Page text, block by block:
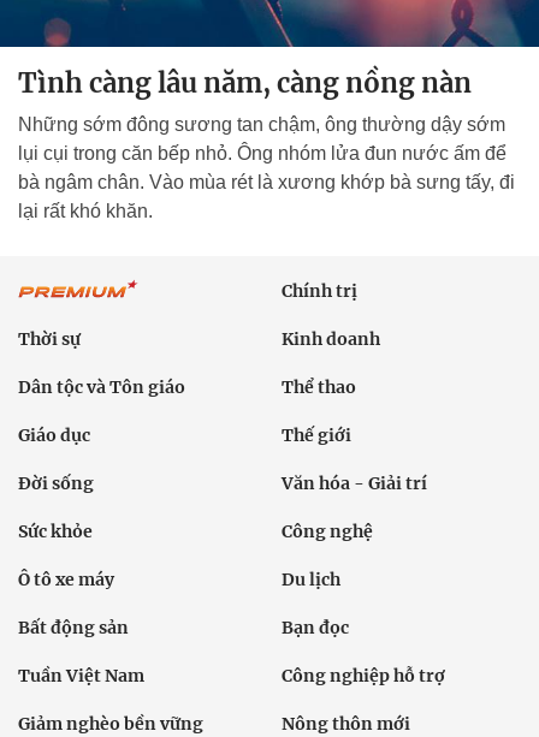
Tình càng lâu năm, càng nồng nàn
Những sớm đông sương tan chậm, ông thường dậy sớm
lụi cụi trong căn bếp nhỏ. Ông nhóm lửa đun nước ấm để
bà ngâm chân. Vào mùa rét là xương khớp bà sưng tấy, đi
lại rất khó khăn.
Chính trị
Thời sự Kinh doanh
Dân tộc và Tôn giáo Thể thao
Giáo dục Thế giới
Đời sống Văn hóa - Giải trí
Sức khỏe Công nghệ
Ô tô xe máy Du lịch
Bất động sản Bạn đọc
Tuần Việt Nam Công nghiệp hỗ trợ
Giảm nghèo bền vững Nông thôn mới